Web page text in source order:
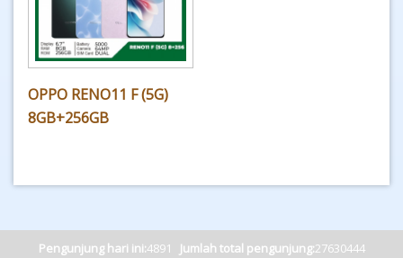
OPPO RENO11 F (5G)
8GB+256GB
Pengunjung hari ini:4891 Jumlah total pengunjung:27630444